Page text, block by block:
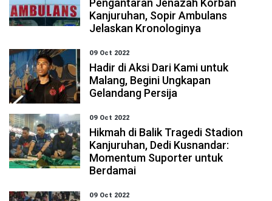
Pengantaran Jenazah Korban
Kanjuruhan, Sopir Ambulans
Jelaskan Kronologinya
09 Oct 2022
Hadir di Aksi Dari Kami untuk
Malang, Begini Ungkapan
Gelandang Persija
09 Oct 2022
Hikmah di Balik Tragedi Stadion
Kanjuruhan, Dedi Kusnandar:
Momentum Suporter untuk
Berdamai
09 Oct 2022